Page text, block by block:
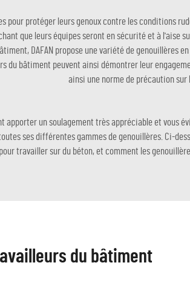
pour protéger leurs genoux contre les conditions
que leurs équipes seront en sécurité et à
DAFAN propose une variété de
du bâtiment peuvent ainsi démontrer leur
ainsi une norme de précaution sur
apporter un soulagement très appréciable et vous
ses différentes gammes de genouillères. Ci-
travailler sur du béton, et comment les
du bâtiment